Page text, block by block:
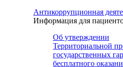
Антикоррупционная
Информация для
Об утверждении
Территориальной
государственных
бесплатного